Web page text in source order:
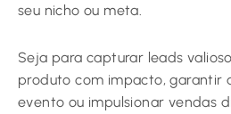
seu nicho ou meta.
Seja para capturar leads
produto com impacto, garantir
evento ou impulsionar vendas